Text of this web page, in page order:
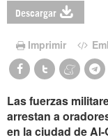
Descargar
Imprimir
Las fuerzas
arrestan a
en la ciudad de